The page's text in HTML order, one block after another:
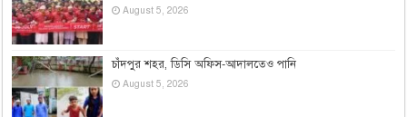
August 5, 2026
চাঁদপুর শহর, ডিসি অফিস-আদালতেও পানি
August 5, 2026